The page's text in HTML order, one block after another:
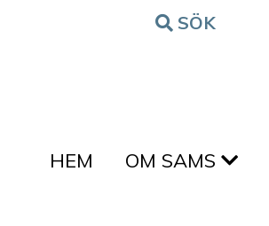
Hoppa till innehålletSÖK
HEM OM SAMS